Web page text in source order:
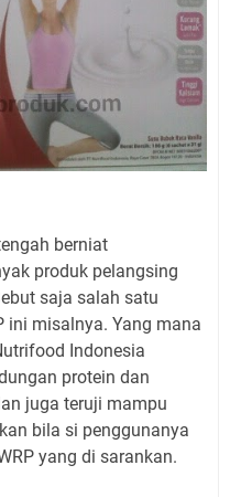
berniat
produk pelangsing
saja salah satu
ini misalnya. Yang mana
Indonesia
protein dan
juga teruji mampu
bila si penggunanya
yang di sarankan.